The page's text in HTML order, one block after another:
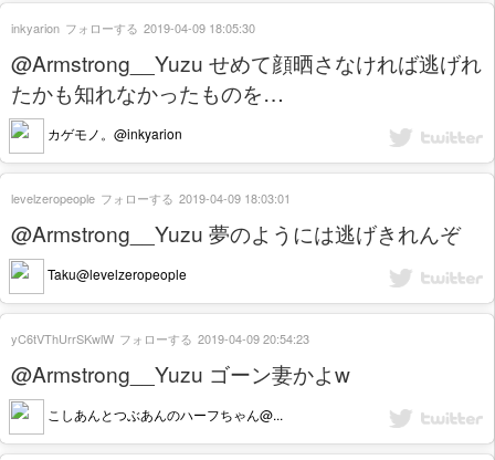
@Armstrong__Yuzu せめて顔晒さなければ逃げれ
たかも知れなかったものを…
カゲモノ。@inkyarion
inkyarion フォローする 2019-04-09 18:05:30
@Armstrong__Yuzu 夢のようには逃げきれんぞ
Taku@levelzeropeople
levelzeropeople フォローする 2019-04-09 18:03:01
@Armstrong__Yuzu ゴーン妻かよw
こしあんとつぶあんのハーフちゃん@...
yC6tVThUrrSKwlW フォローする 2019-04-09 20:54:23